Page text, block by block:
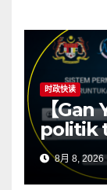
时政快读
【Gan
politik
8月 8, 2026